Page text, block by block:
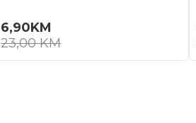
6,90KM
23,00KM